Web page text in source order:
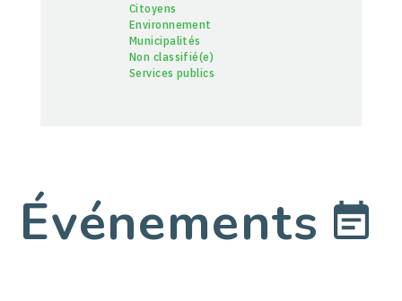
Citoyens
Environnement
Municipalités
Non classifié(e)
Services publics
Événements